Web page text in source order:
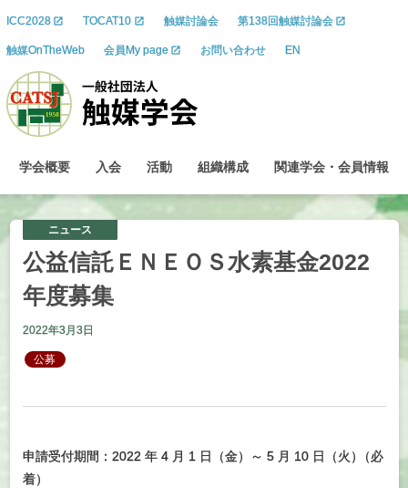
ICC2028 TOCAT10 触媒討論会 第138回触媒討論会
触媒OnTheWeb 会員My page お問い合わせ EN
学会概要 入会 活動 組織構成 関連学会 ・ 会員情報
ニュース
公益信託ＥＮＥＯＳ水素基金2022
年度募集
2022年3月3日
公募
申請受付期間：2022 年 4 月 1 日（金）～ 5 月 10 日（火 ）
（必
着）